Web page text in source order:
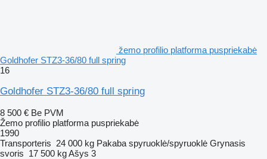
žemo profilio platforma puspriekabė
Goldhofer STZ3-36/80 full spring
16
Goldhofer STZ3-36/80 full spring
8 500 € Be PVM
Žemo profilio platforma puspriekabė
1990
Transporteris 24 000 kg Pakaba spyruoklė/spyruoklė Grynasis
svoris 17 500 kgAšys 3